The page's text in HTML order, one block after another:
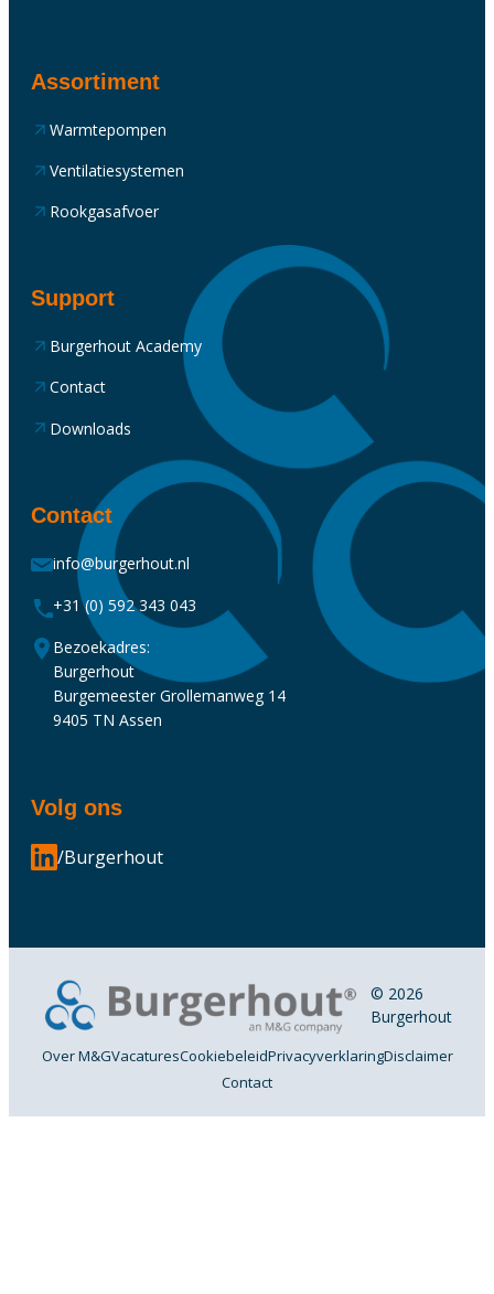
Assortiment
Warmtepompen
Ventilatiesystemen
Rookgasafvoer
Support
Burgerhout Academy
Contact
Downloads
Contact
info@burgerhout.nl
+31 (0) 592 343 043
Bezoekadres:
Burgerhout
Burgemeester Grollemanweg 14
9405 TN Assen
Volg ons
/Burgerhout
© 2026
Burgerhout
Over M&GVacaturesCookiebeleidPrivacyverklaringDisclaimer
Contact